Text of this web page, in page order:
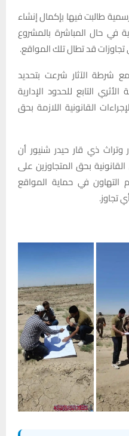
طالبت فيها بإكمال إنشاء
في حال المباشرة بالمشروع
قد تطال تلك المواقع.
شرطة الآثار شرعت بتحديد
التابع للحدود الإدارية
القانونية اللازمة بحق
ذي قار حيدر شنيور أن
بحق المتجاوزين على
التهاون في حماية المواقع
تجاوز.